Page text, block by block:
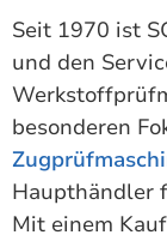
Seit 1970 ist
und den
besonderen
Haupthändler
Mit einem